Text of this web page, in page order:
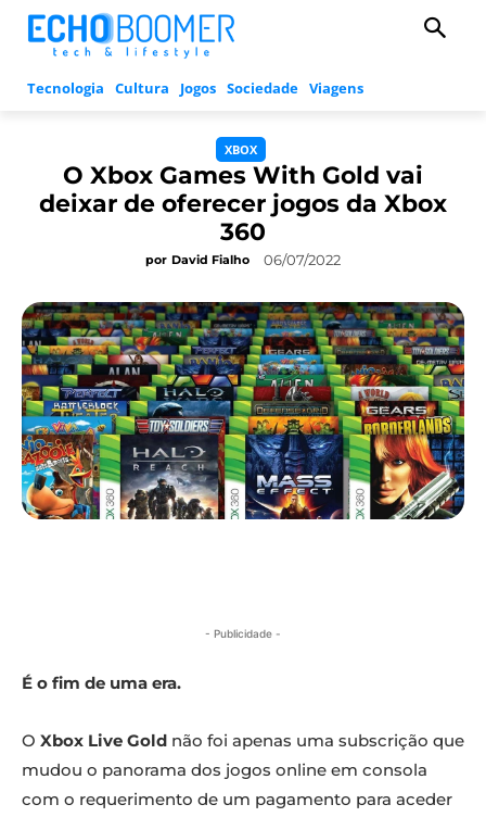
Tecnologia Cultura Jogos Sociedade Viagens
XBOX
O Xbox Games With Gold vai
deixar de oferecer jogos da Xbox
360
por David Fialho 06/07/2022
- Publicidade -
É o fim de uma era.
O Xbox Live Gold não foi apenas uma subscrição que
mudou o panorama dos jogos online em consola
com o requerimento de um pagamento para aceder